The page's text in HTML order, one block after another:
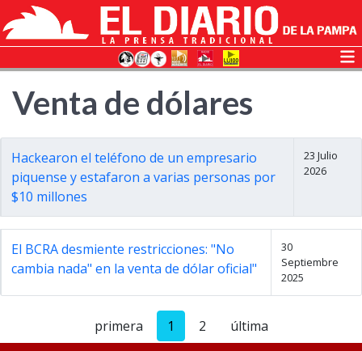
Venta de dólares
Hackearon el teléfono de un empresario
piquense y estafaron a varias personas por
$10 millones
23 Julio
2026
El BCRA desmiente restricciones: "No
cambia nada" en la venta de dólar oficial"
30
Septiembre
2025
primera 1 2 última